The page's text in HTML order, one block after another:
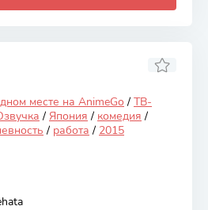
месте на AnimeGo / ТВ-
/ Япония / комедия /
/ работа / 2015